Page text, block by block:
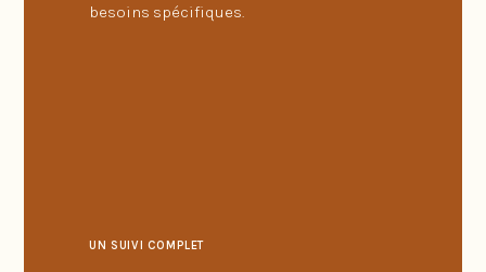
besoins spécifiques.
UN SUIVI COMPLET